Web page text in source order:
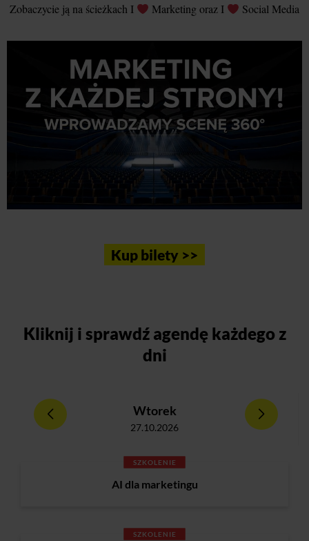
Zobaczycie ją na ścieżkach I
Marketing oraz I Social Media
Kup bilety >>
Kliknij i sprawdź agendę każdego z
dni
Wtorek
27.10.2026
SZKOLENIE
AI dla marketingu
SZKOLENIE